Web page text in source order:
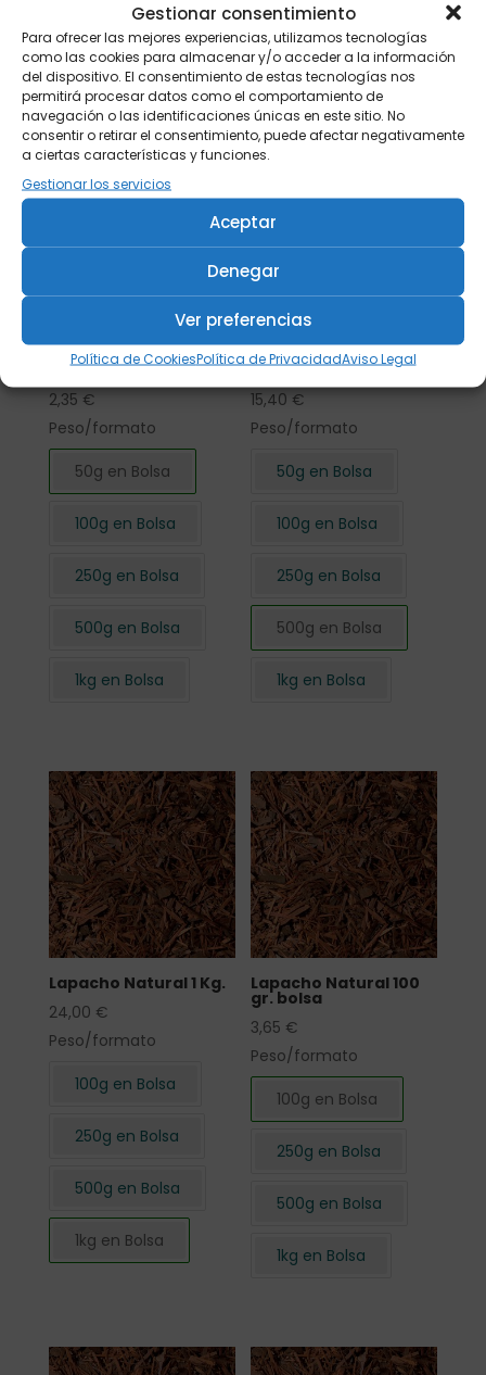
Gestionar consentimiento
Para ofrecer las mejores experiencias, utilizamos tecnologías
como las cookies para almacenar y/o acceder a la información
del dispositivo. El consentimiento de estas tecnologías nos
permitirá procesar datos como el comportamiento de
navegación o las identificaciones únicas en este sitio. No
consentir o retirar el consentimiento, puede afectar negativamente
a ciertas características y funciones.
Gestionar los servicios
Aceptar
Denegar
Ver preferencias
Política de CookiesPolítica de PrivacidadAviso Legal
1kg en Bolsa 1kg en Bolsa
Flor de Hibisco
cortada 50 gr.
2,35 €
Peso/formato
50g en Bolsa
100g en Bolsa
250g en Bolsa
500g en Bolsa
1kg en Bolsa
Flor de Hibisco
cortada 500 gr.
15,40 €
Peso/formato
50g en Bolsa
100g en Bolsa
250g en Bolsa
500g en Bolsa
1kg en Bolsa
Lapacho Natural 1 Kg.
24,00 €
Peso/formato
100g en Bolsa
250g en Bolsa
500g en Bolsa
1kg en Bolsa
Lapacho Natural 100
gr. bolsa
3,65 €
Peso/formato
100g en Bolsa
250g en Bolsa
500g en Bolsa
1kg en Bolsa